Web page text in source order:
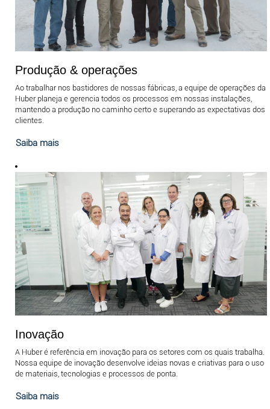
Produção & operações
Ao trabalhar nos bastidores de nossas fábricas, a equipe de operações da
Huber planeja e gerencia todos os processos em nossas instalações,
mantendo a produção no caminho certo e superando as expectativas dos
clientes.
Saiba mais
Inovação
A Huber é referência em inovação para os setores com os quais trabalha.
Nossa equipe de inovação desenvolve ideias novas e criativas para o uso
de materiais, tecnologias e processos de ponta.
Saiba mais